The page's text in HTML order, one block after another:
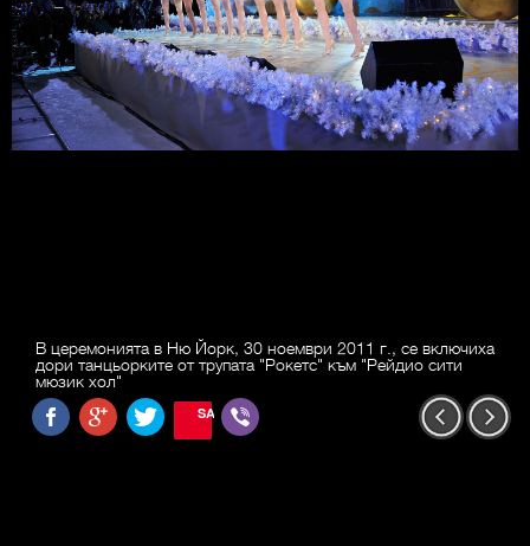
В церемонията в Ню Йорк, 30 ноември 2011 г., се включиха
дори танцьорките от трупата "Рокетс" към "Рейдио сити
мюзик хол"
SAVE